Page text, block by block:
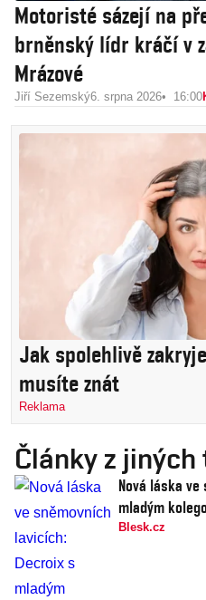
Motoristé sázejí na
brněnský lídr kráčí v
Mrázové
Jiří Sezemský6. srpna 2026 16:00
Jak spolehlivě
musíte znát
Reklama
Články z
Nová láska ve
mladým
Blesk.cz